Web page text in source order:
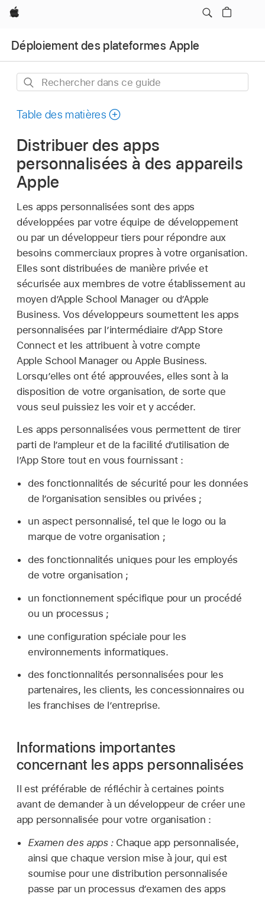
Apple
Déploiement des plateformes Apple
Rechercher
ce
Table des matières
Distribuer des apps
personnalisées à des appareils
Apple
Les apps personnalisées sont des apps
développées par votre équipe de développement
ou par un développeur tiers pour répondre aux
besoins commerciaux propres à votre organisation.
Elles sont distribuées de manière privée et
sécurisée aux membres de votre établissement au
moyen d’Apple School Manager ou d’Apple
Business. Vos développeurs soumettent les apps
personnalisées par l’intermédiaire d’App Store
Connect et les attribuent à votre compte
Apple School Manager ou Apple Business.
Lorsqu’elles ont été approuvées, elles sont à la
disposition de votre organisation, de sorte que
vous seul puissiez les voir et y accéder.
Les apps personnalisées vous permettent de tirer
parti de l’ampleur et de la facilité d’utilisation de
l’App Store tout en vous fournissant :
des fonctionnalités de sécurité pour les données
de lʼorganisation sensibles ou privées ;
un aspect personnalisé, tel que le logo ou la
marque de votre organisation ;
des fonctionnalités uniques pour les employés
de votre organisation ;
un fonctionnement spécifique pour un procédé
ou un processus ;
une configuration spéciale pour les
environnements informatiques.
des fonctionnalités personnalisées pour les
partenaires, les clients, les concessionnaires ou
les franchises de lʼentreprise.
Informations importantes
concernant les apps personnalisées
Il est préférable de réfléchir à certaines points
avant de demander à un développeur de créer une
app personnalisée pour votre organisation :
Examen des apps :Chaque app personnalisée,
ainsi que chaque version mise à jour, qui est
soumise pour une distribution personnalisée
passe par un processus d’examen des apps